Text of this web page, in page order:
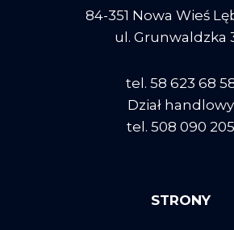
84-351 Nowa Wieś
ul. Grunwaldzka
tel. 58 623 68
Dział handlowy
tel. 508 090 205
STRONY